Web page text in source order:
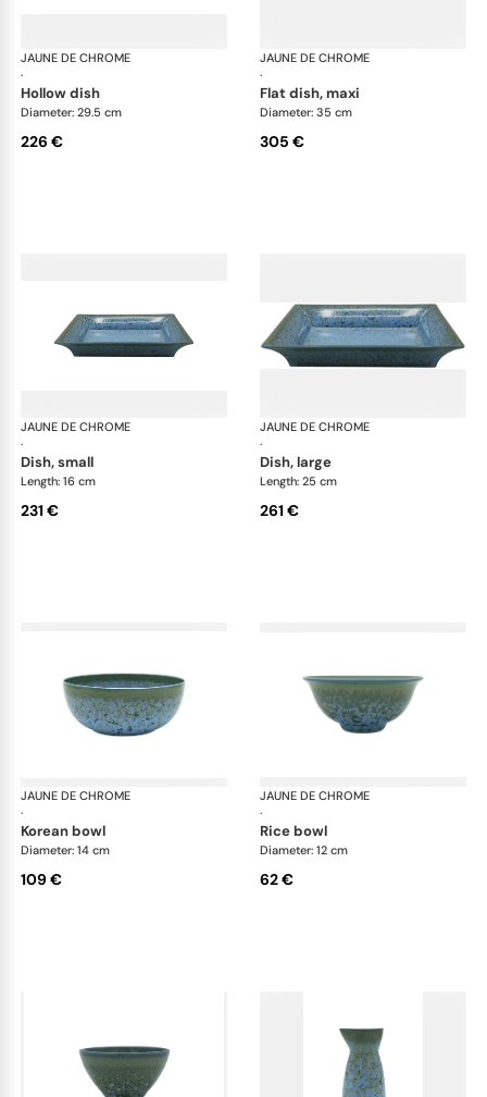
JAUNE DE CHROME
·
Nymphéa
hollow dish
Diameter: 29.5 cm
226 €
JAUNE DE CHROME
·
flat dish, maxi
Diameter: 35 cm
305 €
JAUNE DE CHROME
·
Nymphéa
dish, small
Length: 16 cm
231 €
JAUNE DE CHROME
·
dish, large
Length: 25 cm
261 €
JAUNE DE CHROME
·
Nymphéa
korean bowl
Diameter: 14 cm
109 €
JAUNE DE CHROME
·
rice bowl
Diameter: 12 cm
62 €